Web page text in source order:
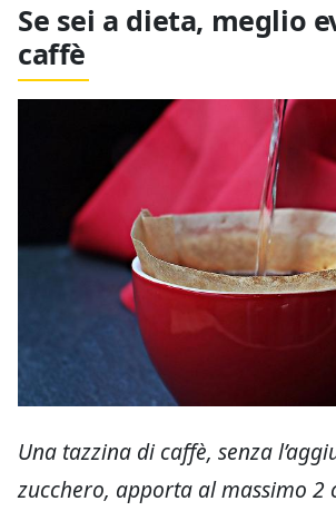
Se sei a dieta, meglio
caffè
Una tazzina di caffè, senza
zucchero, apporta al massimo 2